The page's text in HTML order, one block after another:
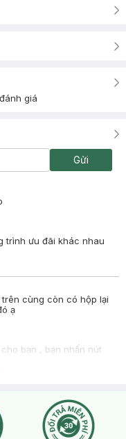
giá
Gửi
trình ưu đãi khác nhau
cùng còn có hộp lại
ạ
bạn , bạn nhấn nút